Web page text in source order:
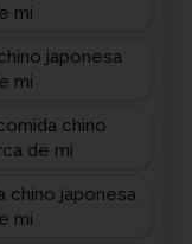
mi
japonesa
mi
chino
de mi
chino japonesa
mi